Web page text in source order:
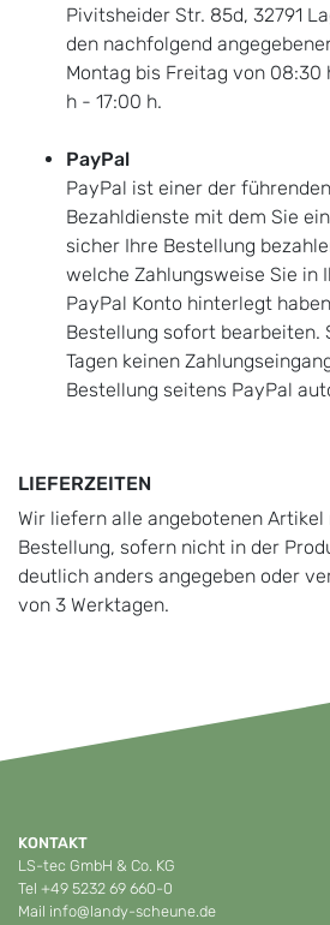
Pivitsheider Str. 85d, 32791
den nachfolgend
Montag bis Freitag von 08:30
h - 17:00 h.
PayPal
PayPal ist einer der
Bezahldienste mit dem Sie
sicher Ihre Bestellung
welche Zahlungsweise Sie in
PayPal Konto hinterlegt
Bestellung sofort bearbeiten.
Tagen keinen
Bestellung seitens PayPal
LIEFERZEITEN
Wir liefern alle angebotenen
Bestellung, sofern nicht in der
deutlich anders angegeben oder
von 3 Werktagen.
KONTAKT
LS-tec GmbH & Co. KG
Tel +49 5232 69 660-0
Mail info@landy-scheune.de